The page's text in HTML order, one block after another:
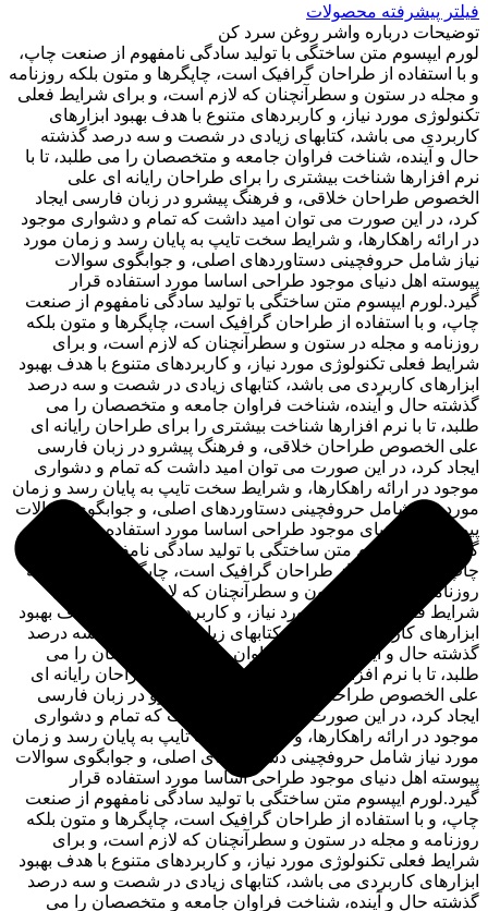
فیلتر پیشرفته محصولات
توضیحات درباره واشر روغن سرد کن
لورم ایپسوم متن ساختگی با تولید سادگی نامفهوم از صنعت چاپ،
و با استفاده از طراحان گرافیک است، چاپگرها و متون بلکه روزنامه
و مجله در ستون و سطرآنچنان که لازم است، و برای شرایط فعلی
تکنولوژی مورد نیاز، و کاربردهای متنوع با هدف بهبود ابزارهای
کاربردی می باشد، کتابهای زیادی در شصت و سه درصد گذشته
حال و آینده، شناخت فراوان جامعه و متخصصان را می طلبد، تا با
نرم افزارها شناخت بیشتری را برای طراحان رایانه ای علی
الخصوص طراحان خلاقی، و فرهنگ پیشرو در زبان فارسی ایجاد
کرد، در این صورت می توان امید داشت که تمام و دشواری موجود
در ارائه راهکارها، و شرایط سخت تایپ به پایان رسد و زمان مورد
نیاز شامل حروفچینی دستاوردهای اصلی، و جوابگوی سوالات
پیوسته اهل دنیای موجود طراحی اساسا مورد استفاده قرار
گیرد.لورم ایپسوم متن ساختگی با تولید سادگی نامفهوم از صنعت
چاپ، و با استفاده از طراحان گرافیک است، چاپگرها و متون بلکه
روزنامه و مجله در ستون و سطرآنچنان که لازم است، و برای
شرایط فعلی تکنولوژی مورد نیاز، و کاربردهای متنوع با هدف بهبود
ابزارهای کاربردی می باشد، کتابهای زیادی در شصت و سه درصد
گذشته حال و آینده، شناخت فراوان جامعه و متخصصان را می
طلبد، تا با نرم افزارها شناخت بیشتری را برای طراحان رایانه ای
علی الخصوص طراحان خلاقی، و فرهنگ پیشرو در زبان فارسی
ایجاد کرد، در این صورت می توان امید داشت که تمام و دشواری
موجود در ارائه راهکارها، و شرایط سخت تایپ به پایان رسد و زمان
مورد نیاز شامل حروفچینی دستاوردهای اصلی، و جوابگوی سوالات
پیوسته اهل دنیای موجود طراحی اساسا مورد استفاده قرار
گیرد.لورم ایپسوم متن ساختگی با تولید سادگی نامفهوم از صنعت
چاپ، و با استفاده از طراحان گرافیک است، چاپگرها و متون بلکه
روزنامه و مجله در ستون و سطرآنچنان که لازم است، و برای
شرایط فعلی تکنولوژی مورد نیاز، و کاربردهای متنوع با هدف بهبود
ابزارهای کاربردی می باشد، کتابهای زیادی در شصت و سه درصد
گذشته حال و آینده، شناخت فراوان جامعه و متخصصان را می
طلبد، تا با نرم افزارها شناخت بیشتری را برای طراحان رایانه ای
علی الخصوص طراحان خلاقی، و فرهنگ پیشرو در زبان فارسی
ایجاد کرد، در این صورت می توان امید داشت که تمام و دشواری
موجود در ارائه راهکارها، و شرایط سخت تایپ به پایان رسد و زمان
مورد نیاز شامل حروفچینی دستاوردهای اصلی، و جوابگوی سوالات
پیوسته اهل دنیای موجود طراحی اساسا مورد استفاده قرار
گیرد.لورم ایپسوم متن ساختگی با تولید سادگی نامفهوم از صنعت
چاپ، و با استفاده از طراحان گرافیک است، چاپگرها و متون بلکه
روزنامه و مجله در ستون و سطرآنچنان که لازم است، و برای
شرایط فعلی تکنولوژی مورد نیاز، و کاربردهای متنوع با هدف بهبود
ابزارهای کاربردی می باشد، کتابهای زیادی در شصت و سه درصد
گذشته حال و آینده، شناخت فراوان جامعه و متخصصان را می